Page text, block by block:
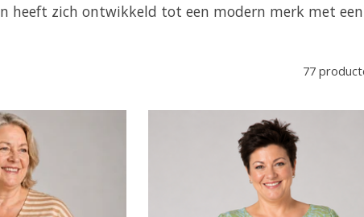
heeft zich ontwikkeld tot een modern merk met
77